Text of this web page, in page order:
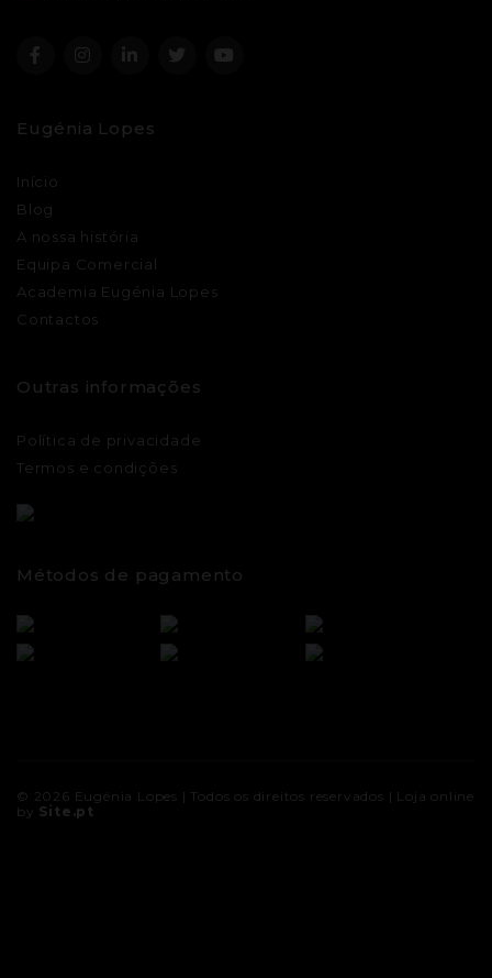
Eugénia Lopes
Início
Blog
A nossa história
Equipa Comercial
Academia Eugénia Lopes
Contactos
Outras informações
Política de privacidade
Termos e condições
Métodos de pagamento
© 2026 Eugénia Lopes | Todos os direitos reservados | Loja online
by Site.pt